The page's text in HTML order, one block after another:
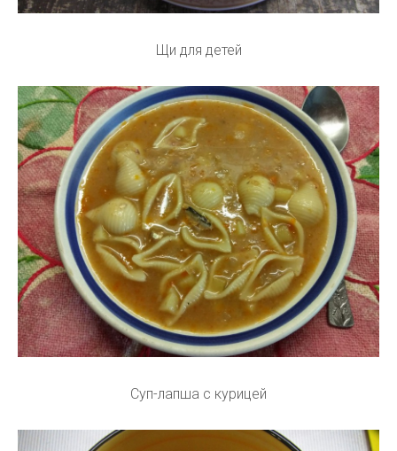
Щи для детей
Суп-лапша с курицей